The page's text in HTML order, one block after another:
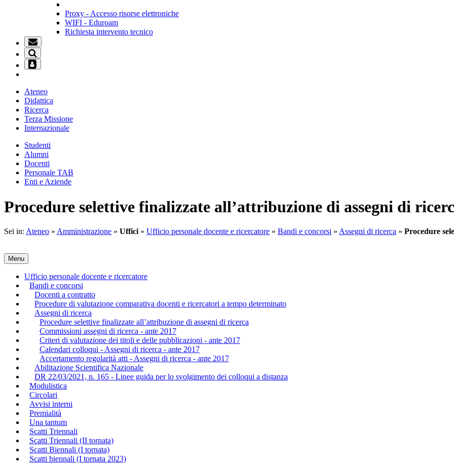
Proxy - Accesso risorse elettroniche
WIFI - Eduroam
Richiesta intervento tecnico
Ateneo
Didattica
Ricerca
Terza Missione
Internazionale
Studenti
Alumni
Docenti
Personale TAB
Enti e Aziende
Procedure selettive finalizzate all’attribuzione di assegni di
Sei in: Ateneo » Amministrazione » Uffici » Ufficio personale docente e ricercatore » Bandi e concorsi » Assegni di ricerca » Procedure
Menu
Ufficio personale docente e ricercatore
Bandi e concorsi
Docenti a contratto
Procedure di valutazione comparativa docenti e ricercatori a tempo determinato
Assegni di ricerca
Procedure selettive finalizzate all’attribuzione di assegni di ricerca
Commissioni assegni di ricerca - ante 2017
Criteri di valutazione dei titoli e delle pubblicazioni - ante 2017
Calendari colloqui - Assegni di ricerca - ante 2017
Accertamento regolarità atti - Assegni di ricerca - ante 2017
Abilitazione Scientifica Nazionale
DR 22/03/2021, n. 165 - Linee guida per lo svolgimento dei colloqui a distanza
Modulistica
Circolari
Avvisi interni
Premialità
Una tantum
Scatti Triennali
Scatti Triennali (II tornata)
Scatti Biennali (I tornata)
Scatti biennali (I tornata 2023)